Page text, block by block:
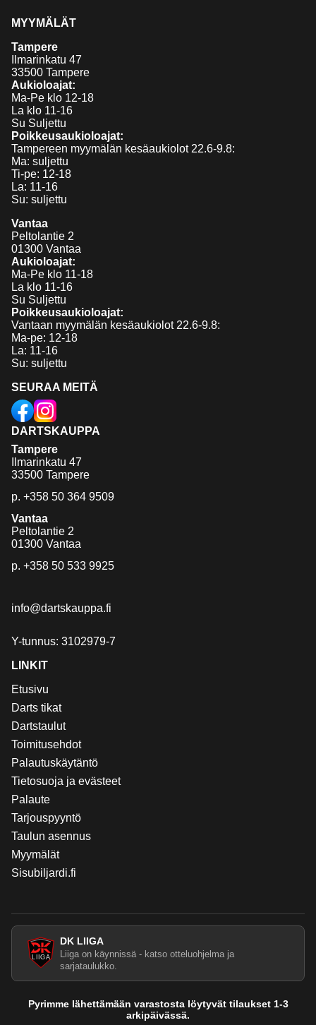
DARTSKAUPPA
Tampere
Ilmarinkatu 47
33500 Tampere
p. +358 50 364 9509
Vantaa
Peltolantie 2
01300 Vantaa
p. +358 50 533 9925
info@dartskauppa.fi
Y-tunnus: 3102979-7
SEURAA MEITÄ
LINKIT
Etusivu
Darts tikat
Dartstaulut
Toimitusehdot
Palautuskäytäntö
Tietosuoja ja evästeet
Palaute
Tarjouspyyntö
Taulun asennus
Myymälät
Sisubiljardi.fi
MYYMÄLÄT
Tampere
Ilmarinkatu 47
33500 Tampere
Aukioloajat:
Ma-Pe klo 12-18
La klo 11-16
Su Suljettu
Poikkeusaukioloajat:
Tampereen myymälän kesäaukiolot 22.6-9.8:
Ma: suljettu
Ti-pe: 12-18
La: 11-16
Su: suljettu
Vantaa
Peltolantie 2
01300 Vantaa
Aukioloajat:
Ma-Pe klo 11-18
La klo 11-16
Su Suljettu
Poikkeusaukioloajat:
Vantaan myymälän kesäaukiolot 22.6-9.8:
Ma-pe: 12-18
La: 11-16
Su: suljettu
DK LIIGA
Liiga on käynnissä - katso otteluohjelma ja
sarjataulukko.
Pyrimme lähettämään varastosta löytyvät tilaukset 1-3
arkipäivässä.